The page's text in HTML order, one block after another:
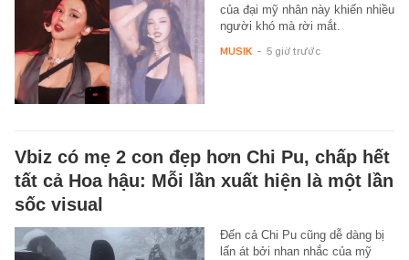
của đại mỹ nhân này khiến nhiều
người khó mà rời mắt.
MUSIK - 5 giờ trước
Vbiz có mẹ 2 con đẹp hơn Chi Pu, chấp hết
tất cả Hoa hậu: Mỗi lần xuất hiện là một lần
sốc visual
Đến cả Chi Pu cũng dễ dàng bị
lấn át bởi nhan nhắc của mỹ